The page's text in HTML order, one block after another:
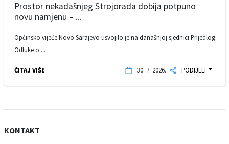
Prostor nekadašnjeg Strojorada dobija potpuno
novu namjenu – ...
Općinsko vijeće Novo Sarajevo usvojilo je na današnjoj sjednici Prijedlog
Odluke o ...
ČITAJ VIŠE 30. 7. 2026. PODIJELI
KONTAKT